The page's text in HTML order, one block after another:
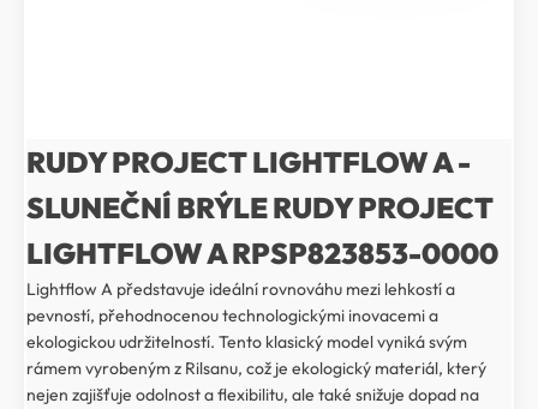
RUDY PROJECT LIGHTFLOW A -
SLUNEČNÍ BRÝLE RUDY PROJECT
LIGHTFLOW A RPSP823853-0000
Lightflow A představuje ideální rovnováhu mezi lehkostí a
pevností, přehodnocenou technologickými inovacemi a
ekologickou udržitelností. Tento klasický model vyniká svým
rámem vyrobeným z Rilsanu, což je ekologický materiál, který
nejen zajišťuje odolnost a flexibilitu, ale také snižuje dopad na